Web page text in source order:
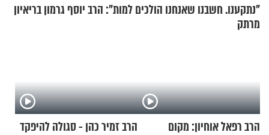
"נתקענו. חשבנו שאנחנו הולכים למות": הרב יוסף גרמון בריאיון
מרתק
הרב רפאל אוחיון: מקום
הרב זמיר כהן - סגולה להיפקד